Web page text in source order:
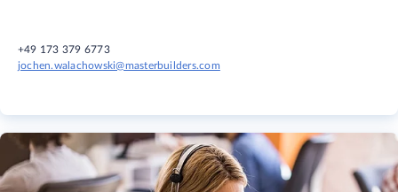
+49 173 379 6773
jochen.walachowski@masterbuilders.com